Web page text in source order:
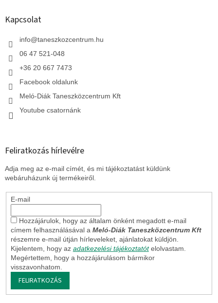
Kapcsolat
info@taneszkozcentrum.hu
06 47 521-048
+36 20 667 7473
Facebook oldalunk
Meló-Diák Taneszközcentrum Kft
Youtube csatornánk
Feliratkozás hírlevélre
Adja meg az e-mail címét, és mi tájékoztatást küldünk
webáruházunk új termékeiről.
E-mail
Hozzájárulok, hogy az általam önként megadott e-mail
címem felhasználásával a Meló-Diák Taneszközcentrum Kft
részemre e-mail útján hírleveleket, ajánlatokat küldjön.
Kijelentem, hogy az adatkezelési tájékoztatót elolvastam.
Megértettem, hogy a hozzájárulásom bármikor
visszavonhatom.
FELIRATKOZÁS